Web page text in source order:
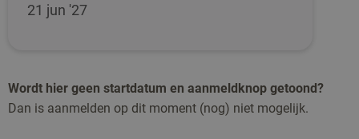
21 jun '27
Wordt hier geen startdatum en aanmeldknop getoond?
Dan is aanmelden op dit moment (nog) niet mogelijk.